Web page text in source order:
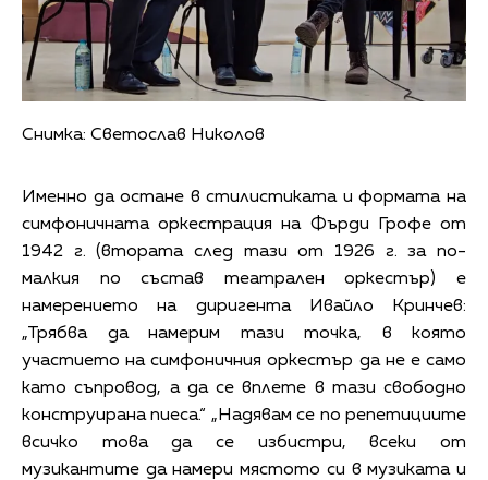
Снимка: Светослав Николов
Именно да остане в стилистиката и формата на
симфоничната оркестрация на Фърди Грофе от
1942 г. (втората след тази от 1926 г. за по-
малкия по състав театрален оркестър) е
намерението на диригента Ивайло Кринчев:
„Трябва да намерим тази точка, в която
участието на симфоничния оркестър да не е само
като съпровод, а да се вплете в тази свободно
конструирана пиеса.“ „Надявам се по репетициите
всичко това да се избистри, всеки от
музикантите да намери мястото си в музиката и